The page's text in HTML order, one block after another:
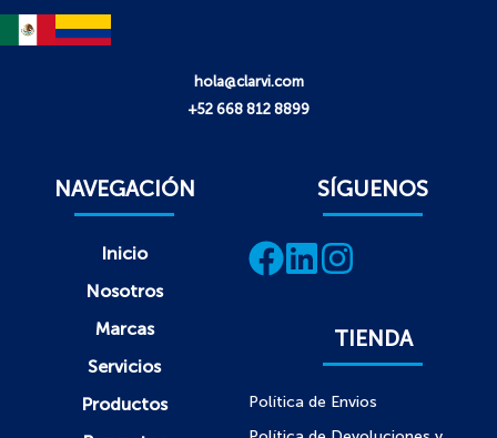
hola@clarvi.com
+52 668 812 8899
NAVEGACIÓN
Inicio
Nosotros
Marcas
Servicios
Productos
SÍGUENOS
TIENDA
Política de Envios